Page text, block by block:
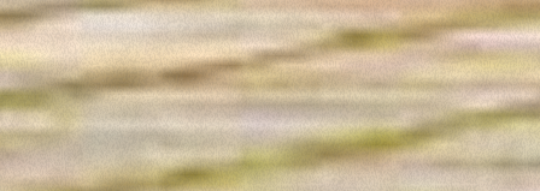
Accetta selezionati
Rifiuta